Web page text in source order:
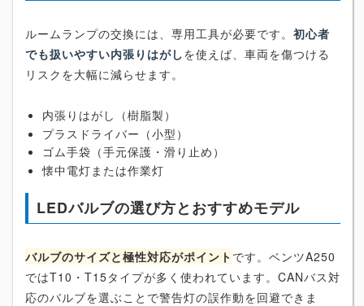
ルームランプの交換には、専用工具が必要です。 初心者
でも扱いやすい内張りはがしを使えば、車両を傷つける
リスクを大幅に減らせます。
内張りはがし（樹脂製）
プラスドライバー（小型）
ゴム手袋（手元保護・滑り止め）
懐中電灯または作業灯
LEDバルブの選び方とおすすめモデル
バルブのサイズと極性対応がポイント です。ベンツA250
ではT10・T15タイプが多く使われています。CANバス対
応のバルブを選ぶことで警告灯の誤作動を回避できま